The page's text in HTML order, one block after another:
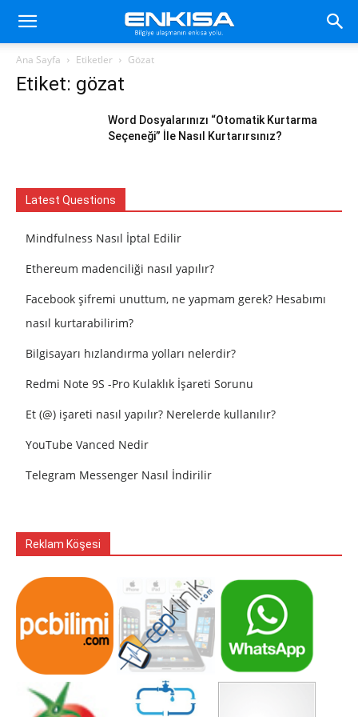
Ana Sayfa Etiketler Gözat
Etiket: gözat
Word Dosyalarınızı “Otomatik Kurtarma
Seçeneği” İle Nasıl Kurtarırsınız?
Latest Questions
Mindfulness Nasıl İptal Edilir
Ethereum madenciliği nasıl yapılır?
Facebook şifremi unuttum, ne yapmam gerek? Hesabımı
nasıl kurtarabilirim?
Bilgisayarı hızlandırma yolları nelerdir?
Redmi Note 9S -Pro Kulaklık İşareti Sorunu
Et (@) işareti nasıl yapılır? Nerelerde kullanılır?
YouTube Vanced Nedir
Telegram Messenger Nasıl İndirilir
Reklam Köşesi